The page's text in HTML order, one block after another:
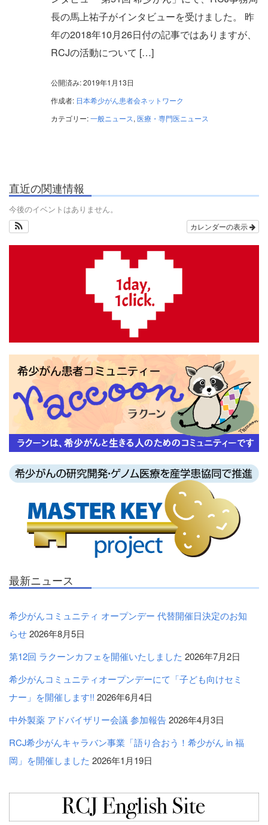
長の馬上祐子がインタビューを受けました。 昨
年の2018年10月26日付の記事ではありますが、
RCJの活動について […]
公開済み: 2019年1月13日
作成者: 日本希少がん患者会ネットワーク
カテゴリー:一般ニュース, 医療・専門医ニュース
直近の関連情報
今後のイベントはありません。
カレンダーの表示
最新ニュース
希少がんコミュニティ オープンデー 代替開催日決定のお知
らせ2026年8月5日
第12回 ラクーンカフェを開催いたしました 2026年7月2日
希少がんコミュニティオープンデーにて「子ども向けセミ
ナー」を開催します!! 2026年6月4日
中外製薬 アドバイザリー会議 参加報告2026年4月3日
RCJ希少がんキャラバン事業「語り合おう！希少がん in 福
岡」を開催しました 2026年1月19日